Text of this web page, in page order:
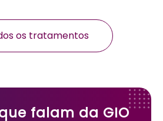
os tratamentos
falam da GIO